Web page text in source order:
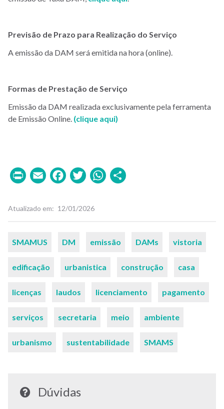
Previsão de Prazo para Realização do Serviço
A emissão da DAM será emitida na hora (online).
Formas de Prestação de Serviço
Emissão da DAM realizada exclusivamente pela ferramenta
de Emissão Online. (clique aqui)
PrintEmailFacebook
TwitterWhatsApp
Atualizado em 12/01/2026
Palavras-
SMAMUS DM emissão DAMs vistoria
edificação urbanistica construção casa
licenças laudos licenciamento pagamento
serviços secretaria meio ambiente
urbanismo sustentabilidade SMAMS
Dúvidas